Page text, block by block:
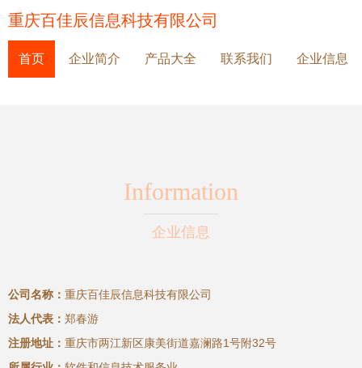
重庆百佳辰信息科技有限公司
首页 企业简介 产品大全 联系我们 企业信息
Information
企业信息
公司名称： 重庆百佳辰信息科技有限公司
法人代表： 郑春游
注册地址： 重庆市两江新区康美街道嘉澜路1号附32号